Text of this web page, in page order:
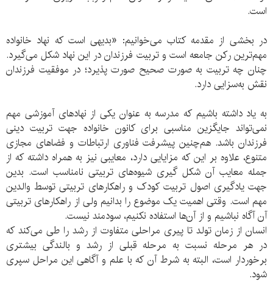
است.
در بخشی از مقدمه کتاب می‌خوانیم: «بدیهی است که نهاد خانواده
مهم‌ترین رکن جامعه است و تربیت فرزندان در این نهاد شکل می‌گیرد.
چنان چه تربیت به صورت صحیح صورت پذیرد؛ در موفقیت فرزندان
نقش به‌سزایی دارد.
به یاد داشته باشیم که مدرسه به عنوان یکی از نهادهای آموزشی مهم
نمی‌تواند جایگزین مناسبی برای کانون خانواده جهت تربیت دینی
فرزندان باشد. هم‌چنین پیشرفت فناوری ارتباطات و فضاهای مجازی
متنوع، علاوه بر این که مزایایی دارد، معایبی نیز به همراه داشته که از
جمله معایب آن شکل گیری شیوه‌های تربیتی نامناسب است. بدین
جهت یادگیری اصول تربیت کودک و راهکارهای تربیتی توسط والدین
مهم است. وقتی اهمیت یک موضوع را بدانیم ولی از راهکارهای تربیتی
آن آگاه نباشیم و از آن‌ها استفاده نکنیم، سودمند نیست.
انسان از زمان تولد تا پیری مراحلی متفاوت از رشد را طی می‌کند که
در هر مرحله نسبت به مرحله قبلی از رشد و بالندگی بیشتری
برخوردار است، البته به شرط آن ‌که با علم و آگاهی این مراحل سپری
شود.